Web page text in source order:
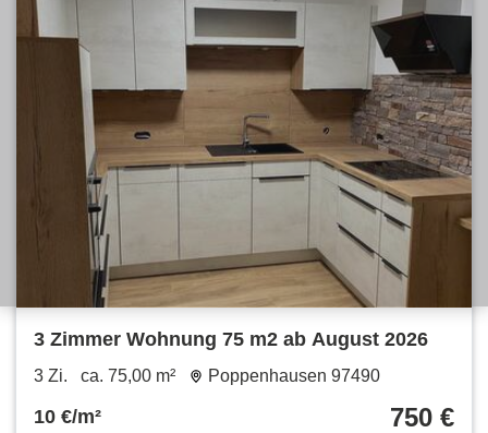
3 Zimmer Wohnung 75 m2 ab August 2026
3 Zi. ca. 75,00 m² Poppenhausen 97490
10 €/m² 750 €